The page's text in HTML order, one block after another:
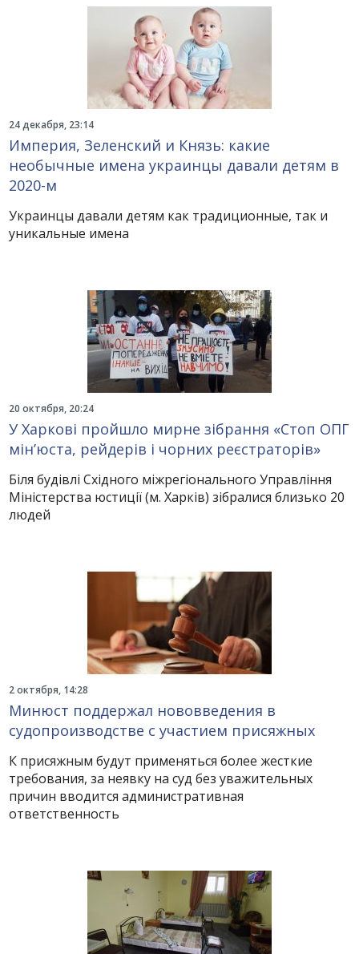
24 декабря, 23:14
Империя, Зеленский и Князь: какие
необычные имена украинцы давали детям в
2020-м
Украинцы давали детям как традиционные, так и
уникальные имена
20 октября, 20:24
У Харкові пройшло мирне зібрання «Стоп ОПГ
мін’юста, рейдерів і чорних реєстраторів»
Біля будівлі Східного міжрегіонального Управління
Міністерства юстиції (м. Харків) зібралися близько 20
людей
2 октября, 14:28
Минюст поддержал нововведения в
судопроизводстве с участием присяжных
К присяжным будут применяться более жесткие
требования, за неявку на суд без уважительных
причин вводится административная
ответственность